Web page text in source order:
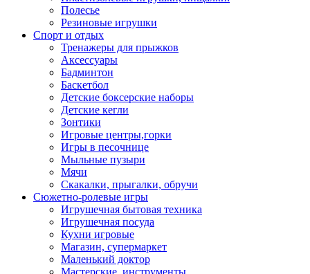
Полесье
Резиновые игрушки
Спорт и отдых
Тренажеры для прыжков
Аксессуары
Бадминтон
Баскетбол
Детские боксерские наборы
Детские кегли
Зонтики
Игровые центры,горки
Игры в песочнице
Мыльные пузыри
Мячи
Скакалки, прыгалки, обручи
Сюжетно-ролевые игры
Игрушечная бытовая техника
Игрушечная посуда
Кухни игровые
Магазин, супермаркет
Маленький доктор
Мастерские, инструменты